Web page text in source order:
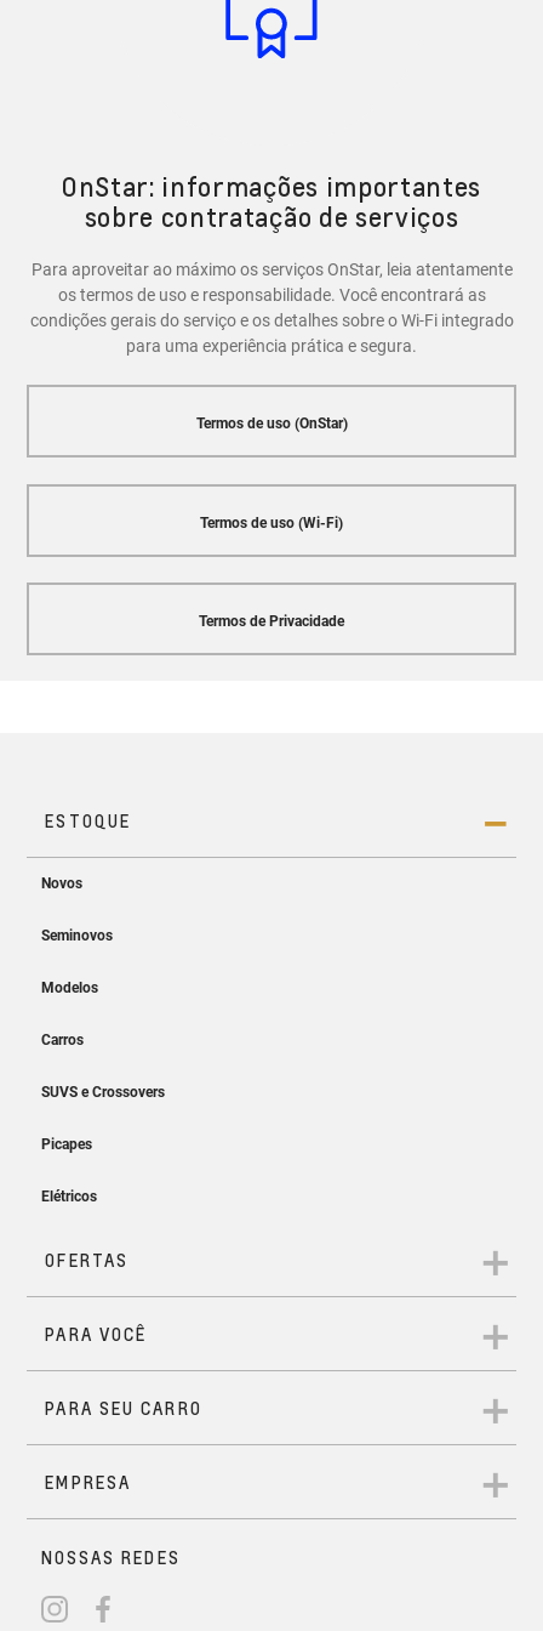
recursos de segurança, como a capacidade de bloquear
e desbloquear as portas do veículo, localizar o carro em
OnStar: informações importantes
sobre contratação de serviços
Para aproveitar ao máximo os serviços OnStar, leia atentamente
os termos de uso e responsabilidade. Você encontrará as
condições gerais do serviço e os detalhes sobre o Wi-Fi integrado
para uma experiência prática e segura.
Termos de uso (OnStar)
Termos de uso (Wi-Fi)
Termos de Privacidade